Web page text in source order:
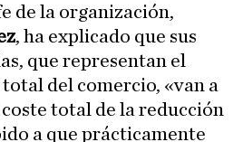
de la organización,
, ha explicado que sus
que representan el
del comercio, «van a
total de la reducción
a que prácticamente